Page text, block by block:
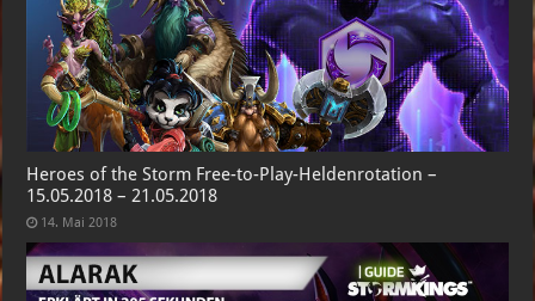
Heroes of the Storm Free-to-Play-Heldenrotation –
15.05.2018 – 21.05.2018
14. Mai 2018